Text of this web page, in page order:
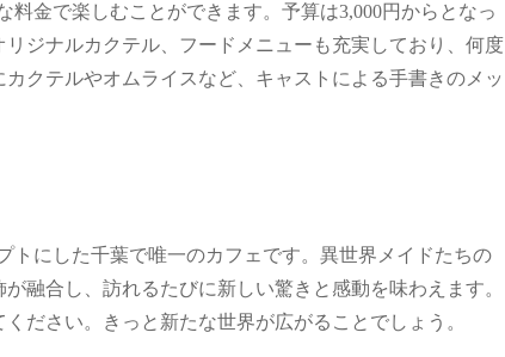
料金で楽しむことができます。予算は3,000円からとなっ
ジナルカクテル、フードメニューも充実しており、何度
クテルやオムライスなど、キャストによる手書きのメッ
トにした千葉で唯一のカフェです。異世界メイドたちの
融合し、訪れるたびに新しい驚きと感動を味わえます。
ださい。きっと新たな世界が広がることでしょう。